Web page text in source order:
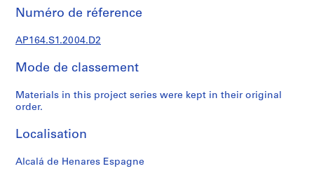
5
-
0
9
AP164.S1
P
o
Numéro de réference
AP164.S1.2004.D2
Mode de classement
Materials in this project series were kept in their original
order.
Localisation
Alcalá de Henares Espagne